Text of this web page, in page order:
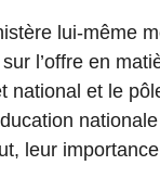
lui-même
l’offre en
national et le
leur